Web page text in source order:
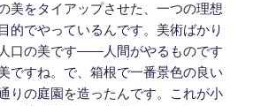
美をタイアップさせた、一つの理想
的でやっているんです。美術ばかり
口の美です――人間がやるものです
ですね。で、箱根で一番景色の良い
りの庭園を造ったんです。これが小